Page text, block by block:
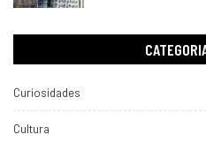
Curiosidades
Cultura